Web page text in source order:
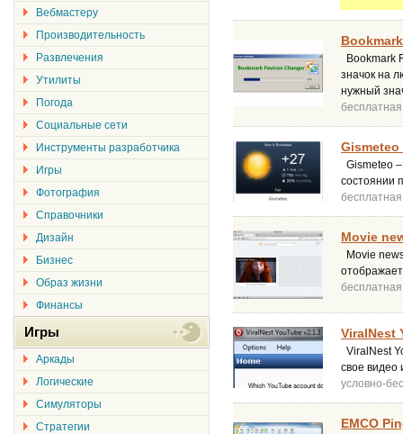
Bookmark
значок на
нужный
бесплатная
Gismeteo
Gismeteo
состоянии
бесплатная
Movie
Movie
бесплатная
ViralNest
ViralNest
свое видео
условно-
EMCO
Вебмастеру
Производительность
Развлечения
Утилиты
Погода
Социальные сети
Инструменты разработчика
Игры
Фотография
Справочники
Дизайн
Бизнес
Образ жизни
Финансы
Игры
Аркады
Логические
Симуляторы
Стратегии